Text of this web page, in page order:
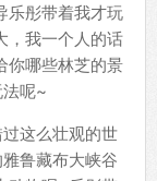
乐彤带着我才玩
，我一个人的话
你哪些林芝的景
呢~
这么壮观的世
鲁藏布大峡谷